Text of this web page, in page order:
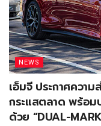
NEWS
เอ็มจี ประกาศควา
กระแสตลาด พร้อม
ด้วย “DUAL-